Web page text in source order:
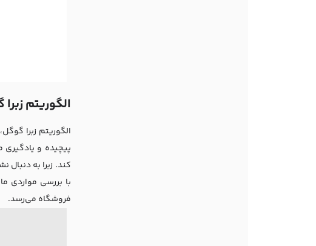
الگوریتم
الگوریتم زبرا
پیچیده و
کند. زبرا به
با بررسی مواردی
فروشگاه می‌رسد.